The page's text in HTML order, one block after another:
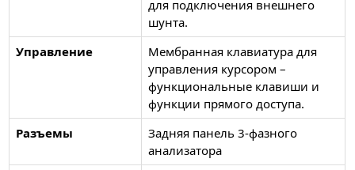
для подключения внешнего
шунта.
Управление
Мембранная клавиатура для
управления курсором –
функциональные клавиши и
функции прямого доступа.
Разъемы
Задняя панель 3-фазного
анализатора